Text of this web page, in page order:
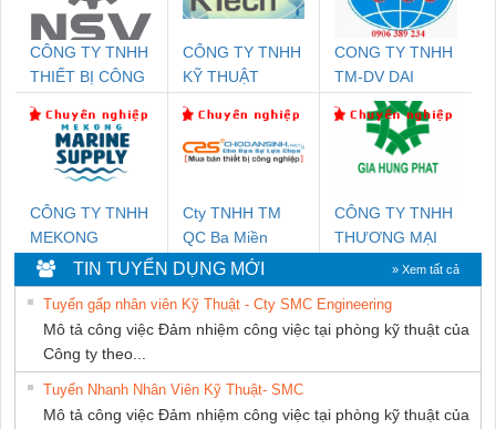
CÔNG TY TNHH
THIẾT BỊ CÔNG
SETSUBI VIỆT
NAM
CÔNG TY TNHH
KỸ THUẬT
NAM
CONG TY TNHH
TM-DV DAI
DONG THANH
CÔNG TY TNHH
MEKONG
MARINE SUPPLY
Cty TNHH TM
QC Ba Miền
CÔNG TY TNHH
THƯƠNG MẠI
DỊCH VỤ KỸ
THUẬT ĐIỆN CƠ
GIA HƯNG
PHÁT
TIN TUYỂN DỤNG MỚI » Xem tất cả
Tuyển gấp nhân viên Kỹ Thuật - Cty SMC Engineering
Mô tả công việc Đảm nhiệm công việc tại phòng kỹ thuật của
Công ty theo...
Tuyển Nhanh Nhân Viên Kỹ Thuật- SMC
Mô tả công việc Đảm nhiệm công việc tại phòng kỹ thuật của